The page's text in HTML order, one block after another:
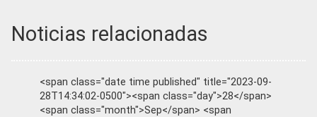
Noticias relacionadas
<span class="date time published" title="2023-09-
28T14:34:02-0500"><span class="day">28</span>
<span class="month">Sep</span> <span